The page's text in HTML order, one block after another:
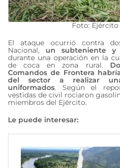
Foto:
El ataque ocurrió contra
Nacional, un subteniente y
durante una operación en la
de coca en zona rural.
Comandos de Frontera
del sector a realizar
uniformados. Según el
vestidas de civil rociaron
miembros del Ejército.
Le puede interesar: